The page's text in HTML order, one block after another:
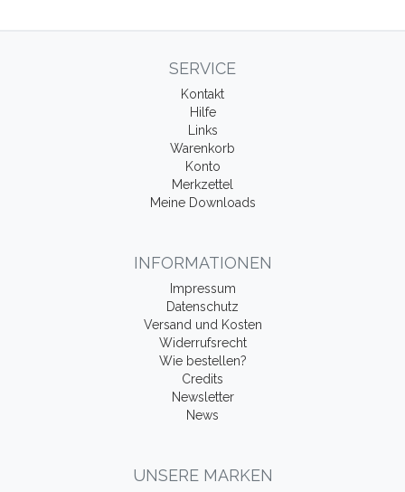
SERVICE
Kontakt
Hilfe
Links
Warenkorb
Konto
Merkzettel
Meine Downloads
INFORMATIONEN
Impressum
Datenschutz
Versand und Kosten
Widerrufsrecht
Wie bestellen?
Credits
Newsletter
News
UNSERE MARKEN